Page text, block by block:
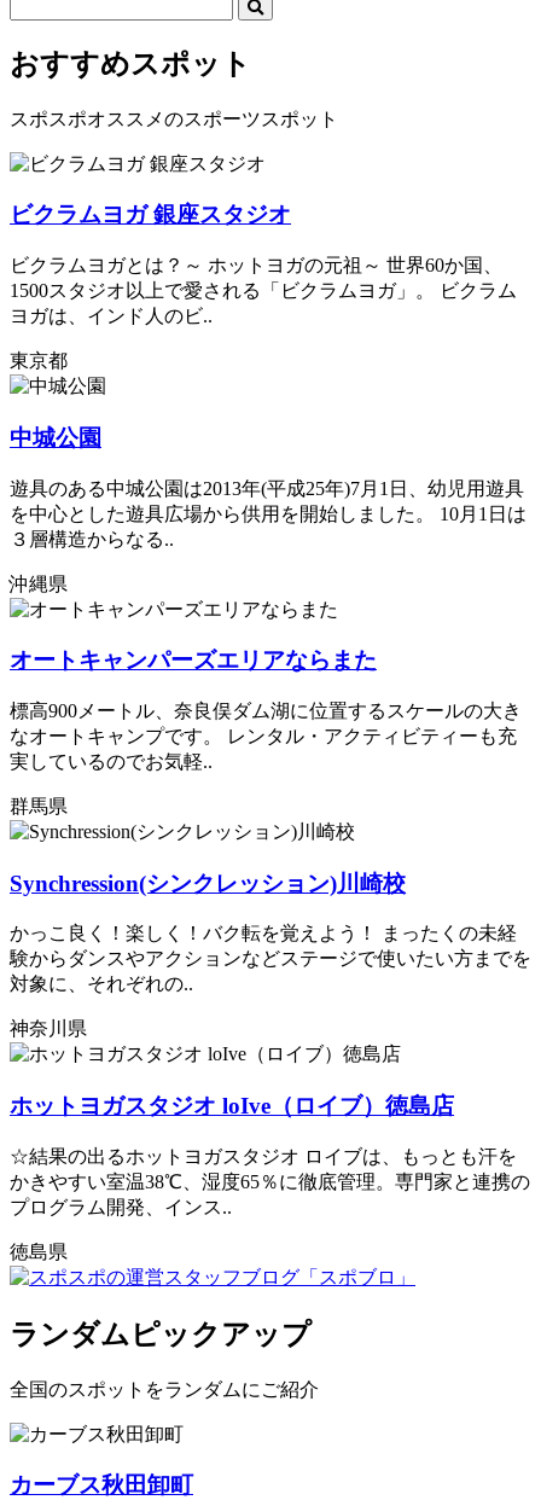
おすすめスポット
スポスポオススメのスポーツスポット
ビクラムヨガ 銀座スタジオ
ビクラムヨガとは？～ ホットヨガの元祖～ 世界60か国、
1500スタジオ以上で愛される「ビクラムヨガ」。 ビクラム
ヨガは、インド人のビ..
東京都
中城公園
遊具のある中城公園は2013年(平成25年)7月1日、幼児用遊具
を中心とした遊具広場から供用を開始しました。 10月1日は
３層構造からなる..
沖縄県
オートキャンパーズエリアならまた
標高900メートル、奈良俣ダム湖に位置するスケールの大き
なオートキャンプです。 レンタル・アクティビティーも充
実しているのでお気軽..
群馬県
Synchression(シンクレッション)川崎校
かっこ良く！楽しく！バク転を覚えよう！ まったくの未経
験からダンスやアクションなどステージで使いたい方までを
対象に、それぞれの..
神奈川県
ホットヨガスタジオ loIve（ロイブ）徳島店
☆結果の出るホットヨガスタジオ ロイブは、もっとも汗を
かきやすい室温38℃、湿度65％に徹底管理。専門家と連携の
プログラム開発、インス..
徳島県
ランダムピックアップ
全国のスポットをランダムにご紹介
カーブス秋田卸町